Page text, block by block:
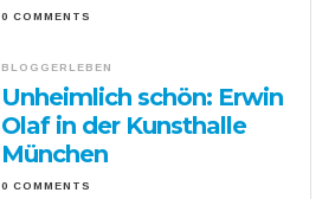
0 COMMENTS
BLOGGERLEBEN
Unheimlich schön: Erwin
Olaf in der Kunsthalle
München
0 COMMENTS